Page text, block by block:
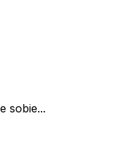
sobie...